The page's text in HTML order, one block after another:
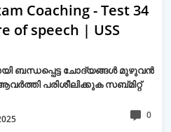
Coaching - Test 34
of speech | USS
ബന്ധപ്പെട്ട ചോദ്യങ്ങൾ മുഴുവൻ
പരിശീലിക്കുക സബ്മിറ്റ്
0